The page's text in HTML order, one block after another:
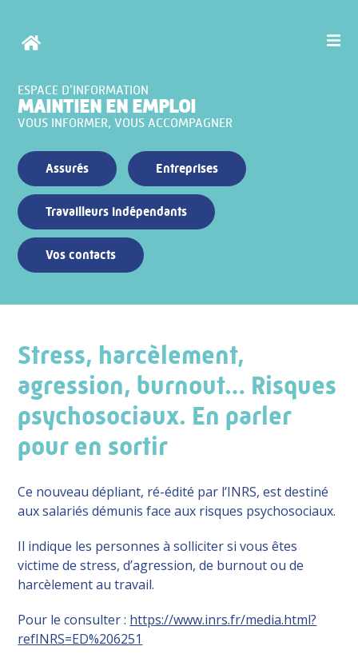
ESPACE D'INFORMATION
MAINTIEN EN EMPLOI
VOUS INFORMER, VOUS ACCOMPAGNER
Assurés Entreprises
Travailleurs indépendants
Vos contacts
Stress, harcèlement,
agression, burnout… Risques
psychosociaux. En parler
pour en sortir
Ce nouveau dépliant, ré-édité par l’INRS, est destiné
aux salariés démunis face aux risques psychosociaux.
Il indique les personnes à solliciter si vous êtes
victime de stress, d’agression, de burnout ou de
harcèlement au travail.
Pour le consulter : https://www.inrs.fr/media.html?
refINRS=ED%206251